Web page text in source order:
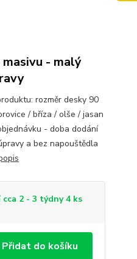
- malý
rozměr desky 90
/ bříza / olše / jasan
- doba dodání
a bez napouštědla
2 - 3 týdny 4 ks
Přidat do košíku